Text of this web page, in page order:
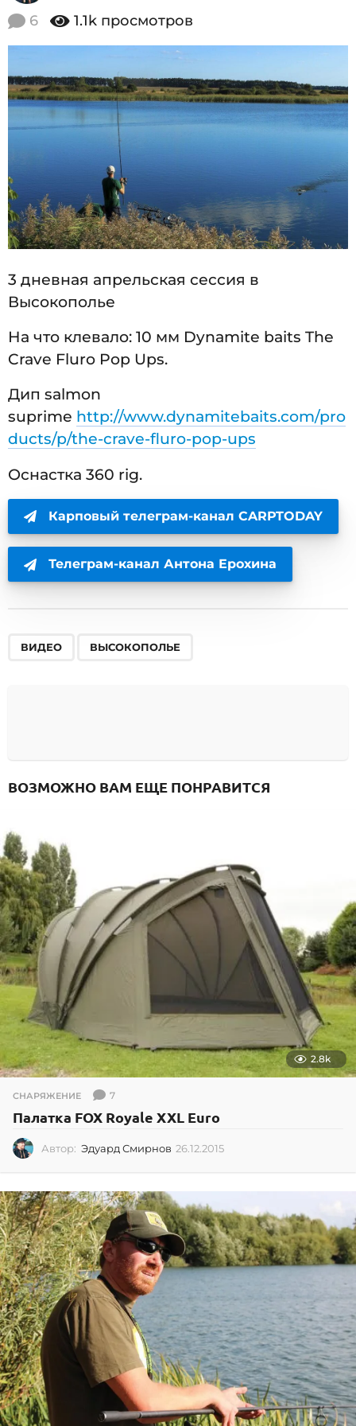
2
4
1
8
0
8
.
2
1
4
8
0
1
4
6 1.1k просмотров
3 дневная апрельская сессия в
Высокополье
На что клевало: 10 мм Dynamite baits The
Crave Fluro Pop Ups.
Дип salmon
suprime http://www.dynamitebaits.com/pro
ducts/p/the-crave-fluro-pop-ups
Оснастка 360 rig.
Карповый телеграм-канал CARPTODAY
Телеграм-канал Антона Ерохина
ВИДЕО ВЫСОКОПОЛЬЕ
ВОЗМОЖНО ВАМ ЕЩЕ ПОНРАВИТСЯ
2.8k
СНАРЯЖЕНИЕ 7
Палатка FOX Royale XXL Euro
Автор: Эдуард Смирнов 26.12.2015
2
.
2
0
1